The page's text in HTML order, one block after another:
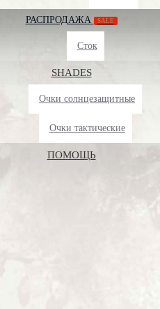
РАСПРОДАЖА SALE
Сток
SHADES
Очки солнцезащитные
Очки тактические
ПОМОЩЬ